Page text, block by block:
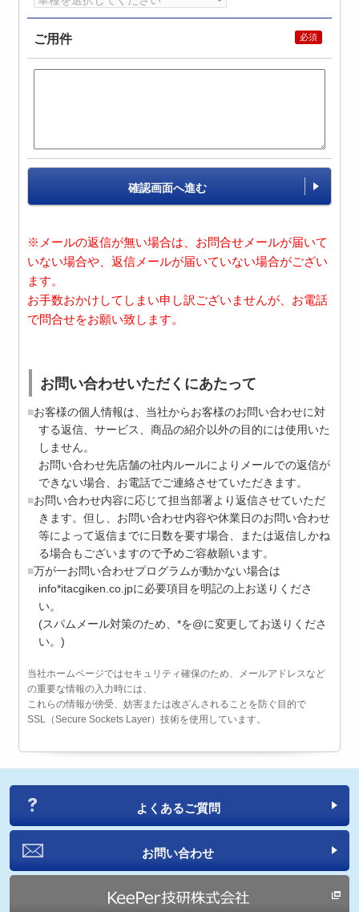
ご用件
確認画面へ進む
※メールの返信が無い場合は、お問合せメールが届いて
いない場合や、返信メールが届いていない場合がござい
ます。
お手数おかけしてしまい申し訳ございませんが、お電話
で問合せをお願い致します。
お問い合わせいただくにあたって
お客様の個人情報は、当社からお客様のお問い合わせに対
する返信、サービス、商品の紹介以外の目的には使用いた
しません。
お問い合わせ先店舗の社内ルールによりメールでの返信が
できない場合、お電話でご連絡させていただきます。
お問い合わせ内容に応じて担当部署より返信させていただ
きます。但し、お問い合わせ内容や休業日のお問い合わせ
等によって返信までに日数を要す場合、または返信しかね
る場合もございますので予めご容赦願います。
万が一お問い合わせプログラムが動かない場合は
info*itacgiken.co.jpに必要項目を明記の上お送りくださ
い。
(スパムメール対策のため、*を@に変更してお送りくださ
い。)
当社ホームページではセキュリティ確保のため、メールアドレスなど
の重要な情報の入力時には、
これらの情報が傍受、妨害または改ざんされることを防ぐ目的で
SSL（Secure Sockets Layer）技術を使用しています。
よくあるご質問
お問い合わせ